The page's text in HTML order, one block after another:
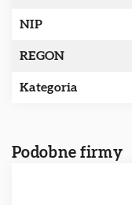
NIP
REGON
Kategoria
Podobne firmy